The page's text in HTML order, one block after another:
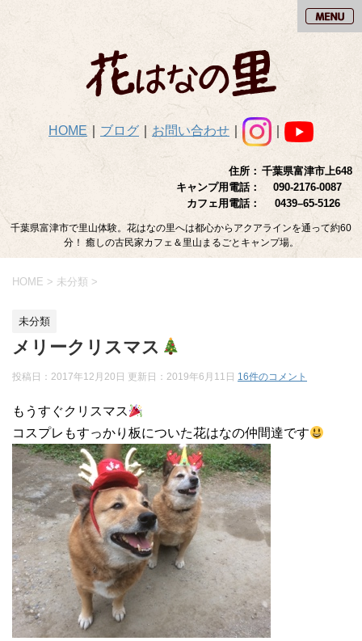
HOME ブログ お問い合わせ
住所： 千葉県富津市上648
キャンプ用電話：
090-2176-0087
カフェ用電話：
0439–65-5126
千葉県富津市で里山体験。花はなの里へは都心からアクアラインを通って約60
分！ 癒しの古民家カフェ＆里山まるごとキャンプ場。
HOME > 未分類 >
未分類
メリークリスマス
投稿日：2017年12月20日 更新日： 2019年6月11日 16件のコメント
もうすぐクリスマス
コスプレもすっかり板についた花はなの仲間達です